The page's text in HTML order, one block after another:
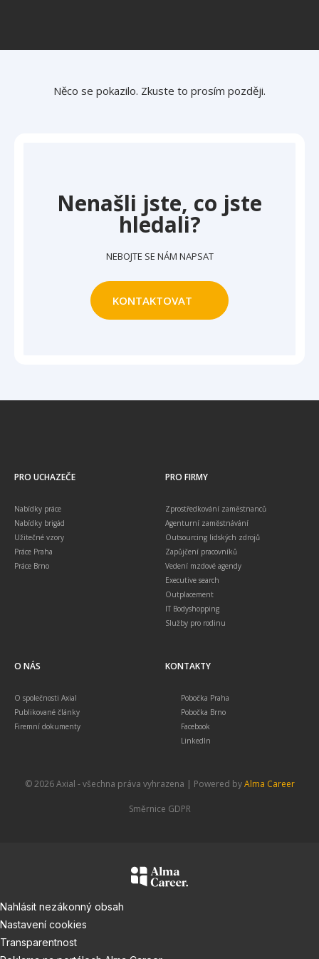
Něco se pokazilo. Zkuste to prosím později.
Nenašli jste, co jste
hledali?
NEBOJTE SE NÁM NAPSAT
KONTAKTOVAT
PRO UCHAZEČE
Nabídky práce
Nabídky brigád
Užitečné vzory
Práce Praha
Práce Brno
PRO FIRMY
Zprostředkování zaměstnanců
Agenturní zaměstnávání
Outsourcing lidských zdrojů
Zapůjčení pracovníků
Vedení mzdové agendy
Executive search
Outplacement
IT Bodyshopping
Služby pro rodinu
O NÁS
O společnosti Axial
Publikované články
Firemní dokumenty
KONTAKTY
Pobočka Praha
Pobočka Brno
Facebook
LinkedIn
© 2026 Axial - všechna práva vyhrazena | Powered byAlma Career
Směrnice GDPR
Nahlásit nezákonný obsah
Nastavení cookies
Transparentnost